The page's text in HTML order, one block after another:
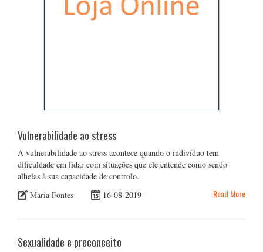
Vulnerabilidade ao stress
A vulnerabilidade ao stress acontece quando o indivíduo tem
dificuldade em lidar com situações que ele entende como sendo
alheias à sua capacidade de controlo.
Maria Fontes
16-08-2019 Read More
Sexualidade e preconceito